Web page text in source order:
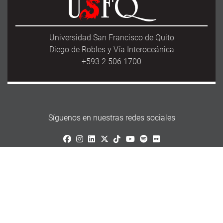
Universidad San Francisco de Quito
Diego de Robles y Vía Interoceánica
+593 2 506 1700
Síguenos en nuestras redes sociales